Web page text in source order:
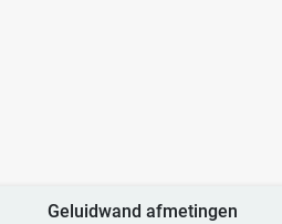
Geluidwand afmetingen